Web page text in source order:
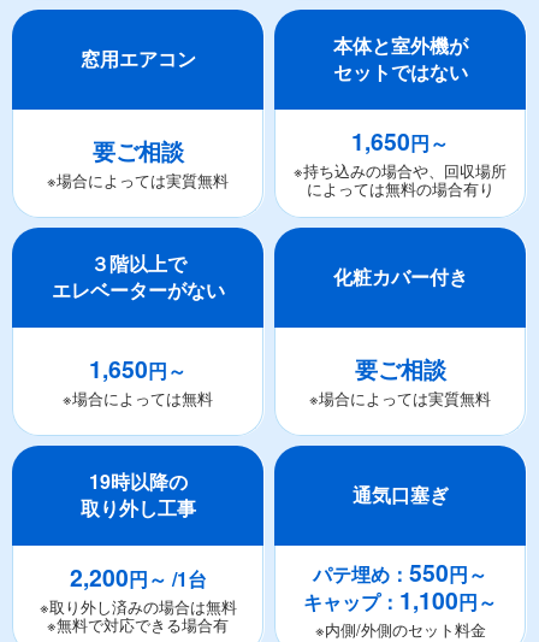
窓用エアコン
要ご相談
※場合によっては実質無料
本体と室外機が
セットではない
1,650円～
※持ち込みの場合や、回収場所
によっては無料の場合有り
３階以上で
エレベーターがない
1,650円～
※場合によっては無料
化粧カバー付き
要ご相談
※場合によっては実質無料
19時以降の
取り外し工事
2,200円～ /1台
※取り外し済みの場合は無料
※無料で対応できる場合有
通気口塞ぎ
パテ埋め：550円～
キャップ： 1,100円～
※内側/外側のセット料金